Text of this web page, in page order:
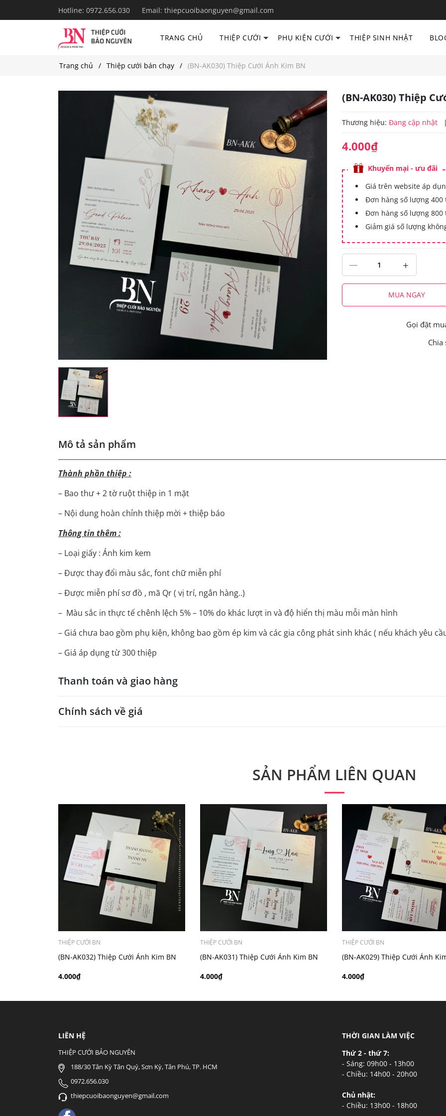
Hotline: 0972.656.030 Email: thiepcuoibaonguyen@gmail.com
TRANG CHỦ THIỆP CƯỚI PHỤ KIỆN CƯỚI THIỆP SINH NHẬT
Trang chủ Thiệp cưới bán chạy (BN-AK030) Thiệp Cưới Ánh Kim BN
(BN-AK030) Thiệp
Thương hiệu: Đang cập nhật
4.000₫
Khuyến mại - ưu đãi
Giá trên website áp
Đơn hàng số lượng 400
Đơn hàng số lượng 800
Giảm giá số lượng
MUA NGAY
Gọi đặt
Chia
Mô tả sản phẩm
Thành phần thiệp :
– Bao thư + 2 tờ ruột thiệp in 1 mặt
– Nội dung hoàn chỉnh thiệp mời + thiệp báo
Thông tin thêm :
– Loại giấy : Ánh kim kem
– Được thay đổi màu sắc, font chữ miễn phí
– Được miễn phí sơ đồ , mã Qr ( vị trí, ngân hàng..)
– Màu sắc in thực tế chênh lệch 5% – 10% do khác lượt in và độ hiển thị màu mỗi màn hình
– Giá chưa bao gồm phụ kiện, không bao gồm ép kim và các gia công phát sinh khác ( nếu khách yêu
– Giá áp dụng từ 300 thiệp
Thanh toán và giao hàng
Chính sách về giá
- Mẫu dưới 3000 giá chưa bao gồm bản đồ, quý khách có nhu cầu in bản đồ sẽ có mức phí 300 - 500
SẢN PHẨM LIÊN QUAN
THIỆP CƯỚI BN
(BN-AK032) Thiệp Cưới Ánh Kim BN
4.000₫
THIỆP CƯỚI BN
(BN-AK031) Thiệp Cưới Ánh Kim BN
4.000₫
THIỆP CƯỚI BN
(BN-AK029) Thiệp Cưới Ánh
4.000₫
LIÊN HỆ
THIỆP CƯỚI BẢO NGUYÊN
188/30 Tân Kỳ Tân Quý, Sơn Kỳ, Tân Phú, TP. HCM
0972.656.030
thiepcuoibaonguyen@gmail.com
THỜI GIAN LÀM VIỆC
Thứ 2 - thứ 7:
- Sáng: 09h00 - 13h00
- Chiều: 14h00 - 20h00
Chủ nhật:
- Chiều: 13h00 - 18h00